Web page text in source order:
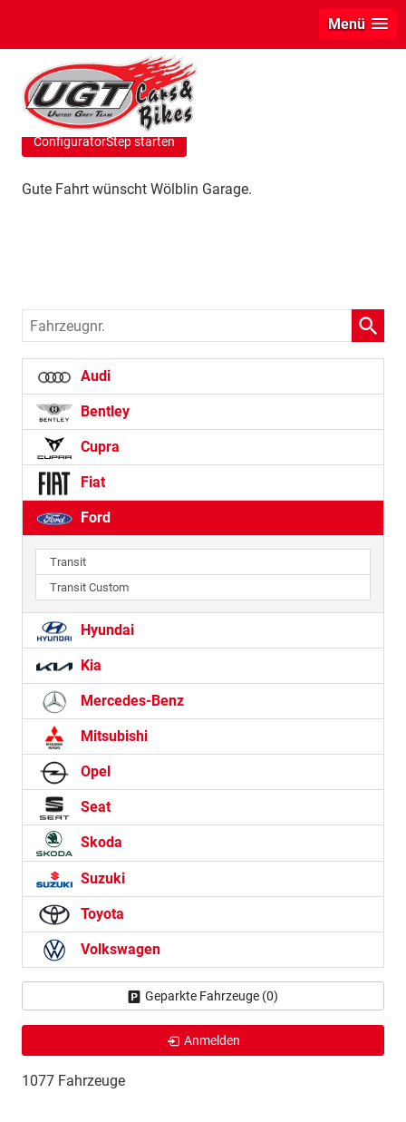
Menü
info E-Mail-Anfrage an Wölblin Garage
ConfiguratorStep starten
Gute Fahrt wünscht Wölblin Garage.
Fahrzeugnr.
Audi
Bentley
Cupra
Fiat
Ford
Transit
Transit Custom
Hyundai
Kia
Mercedes-Benz
Mitsubishi
Opel
Seat
Skoda
Suzuki
Toyota
Volkswagen
Geparkte Fahrzeuge (0)
Anmelden
1077 Fahrzeuge